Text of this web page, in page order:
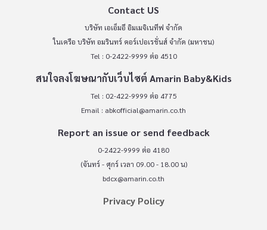
Contact US
บริษัท เอเอ็มอี อิมเมจิเนทีฟ จำกัด
ในเครือ บริษัท อมรินทร์ คอร์เปอเรชั่นส์ จำกัด (มหาชน)
Tel : 0-2422-9999 ต่อ 4510
สนใจลงโฆษณากับเว็บไซต์ Amarin Baby&Kids
Tel : 02-422-9999 ต่อ 4775
Email : abkofficial@amarin.co.th
Report an issue or send feedback
0-2422-9999 ต่อ 4180
(จันทร์ - ศุกร์ เวลา 09.00 - 18.00 น)
bdcx@amarin.co.th
Privacy Policy